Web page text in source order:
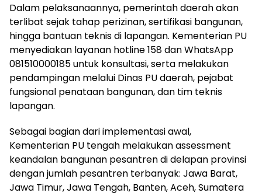
Dalam pelaksanaannya, pemerintah daerah akan
terlibat sejak tahap perizinan, sertifikasi bangunan,
hingga bantuan teknis di lapangan. Kementerian PU
menyediakan layanan hotline 158 dan WhatsApp
081510000185 untuk konsultasi, serta melakukan
pendampingan melalui Dinas PU daerah, pejabat
fungsional penataan bangunan, dan tim teknis
lapangan.
Sebagai bagian dari implementasi awal,
Kementerian PU tengah melakukan assessment
keandalan bangunan pesantren di delapan provinsi
dengan jumlah pesantren terbanyak: Jawa Barat,
Jawa Timur, Jawa Tengah, Banten, Aceh, Sumatera